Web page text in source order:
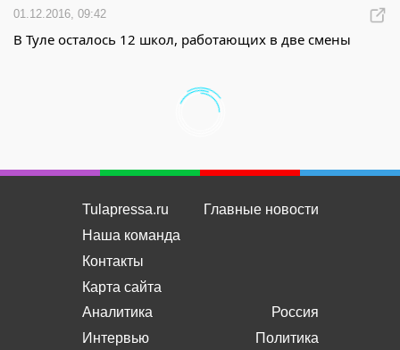
01.12.2016, 09:42
В Туле осталось 12 школ, работающих в две смены
Tulapressa.ru
Наша команда
Контакты
Карта сайта
Главные новости
Аналитика
Интервью
Россия
Политика